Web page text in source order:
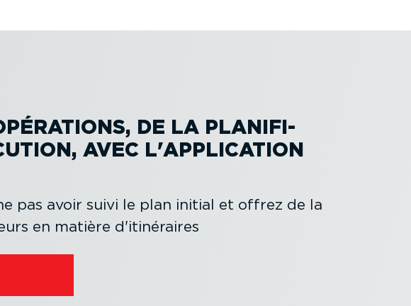
DE LA PLANI­FI­
AVEC L'APPLICATION
pas avoir suivi le plan initial et offrez de la
en matière d'itinéraires